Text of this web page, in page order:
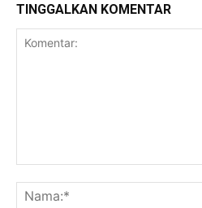
TINGGALKAN KOMENTAR